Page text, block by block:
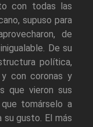
con todas las
supuso para
de
De su
política,
y con coronas y
que vieron sus
tomárselo a
su gusto. El más